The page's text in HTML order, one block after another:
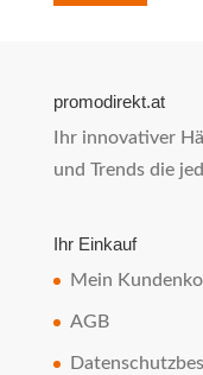
promodirekt.at
Ihr innovativer
und Trends die
Ihr Einkauf
Mein
AGB